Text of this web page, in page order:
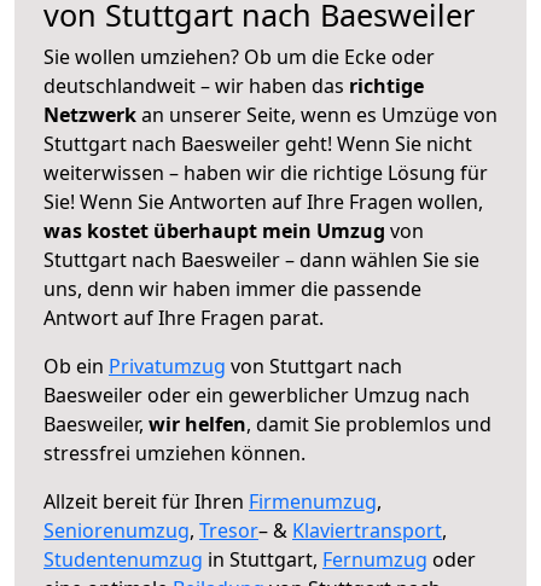
von Stuttgart nach Baesweiler
Sie wollen umziehen? Ob um die Ecke oder
deutschlandweit – wir haben das richtige
Netzwerkan unserer Seite, wenn es Umzüge von
Stuttgart nach Baesweiler geht! Wenn Sie nicht
weiterwissen – haben wir die richtige Lösung für
Sie! Wenn Sie Antworten auf Ihre Fragen wollen,
was kostet überhaupt mein Umzug von
Stuttgart nach Baesweiler – dann wählen Sie sie
uns, denn wir haben immer die passende
Antwort auf Ihre Fragen parat.
Ob ein Privatumzug von Stuttgart nach
Baesweiler oder ein gewerblicher Umzug nach
Baesweiler, wir helfen, damit Sie problemlos und
stressfrei umziehen können.
Allzeit bereit für Ihren Firmenumzug,
Seniorenumzug, Tresor– & Klaviertransport,
Studentenumzug in Stuttgart, Fernumzug oder